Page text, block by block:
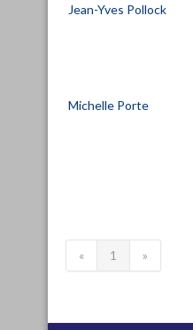
Jean-Yves Pollock
Michelle Porte
« 1 »